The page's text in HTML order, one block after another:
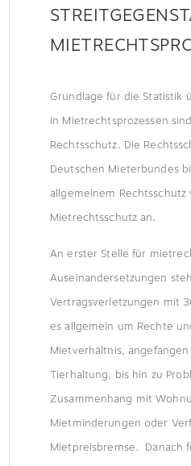
Grundlage für die Statistik
in Mietrechtsprozessen
Rechtsschutz. Die
Deutschen Mieterbundes
allgemeinem Rechtsschutz
Mietrechtsschutz an.
An erster Stelle für
Auseinandersetzungen
Vertragsverletzungen mit
es allgemein um Rechte
Mietverhältnis,
Tierhaltung, bis hin zu
Zusammenhang mit
Mietminderungen oder
Mietpreisbremse. Danach